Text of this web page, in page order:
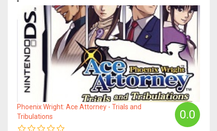
0.0
Phoenix Wright: Ace Attorney - Trials and
Tribulations